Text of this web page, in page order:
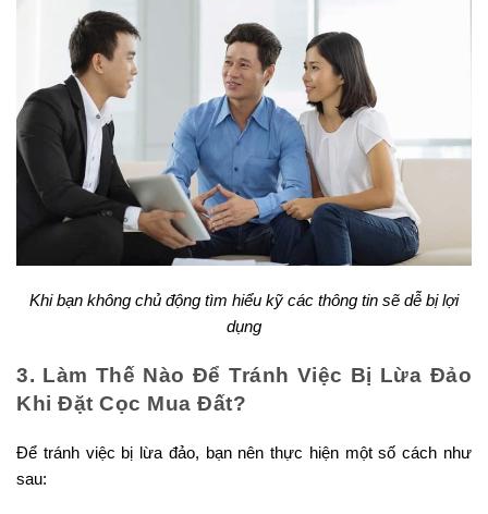
Khi bạn không chủ động tìm hiểu kỹ các thông tin sẽ dễ bị lợi
dụng
3. Làm Thế Nào Để Tránh Việc Bị Lừa Đảo
Khi Đặt Cọc Mua Đất?
Để tránh việc bị lừa đảo, bạn nên thực hiện một số cách như
sau: